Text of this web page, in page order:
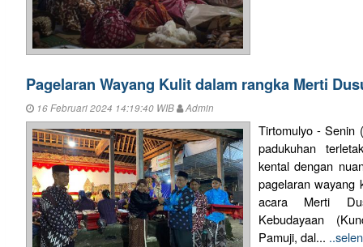
Pagelaran Wayang Kulit dalam rangka Merti
16 Februari 2024 14:19:40 WIB Admin
Tirtomulyo - Senin
padukuhan
kental dengan
pagelaran wayang
acara Merti
Kebudayaan
Pamuji, dal...